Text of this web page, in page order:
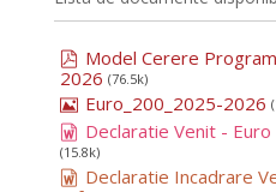
Model Cerere
2026 (76.5k)
Euro_200_2025-2026
Declaratie Venit -
(15.8k)
Declaratie Incadrare